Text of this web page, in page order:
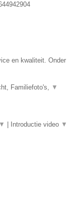
en kwaliteit. Onder
Familiefoto's, ▼
▼ Introductie video ▼